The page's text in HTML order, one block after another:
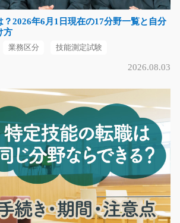
上）
戸畑区
ークリフト作業/y03_00619
パレットに乗せて棚へ移動してもらう
今…
上）
東区
2026年6月1日現在の17分野一覧と自分
方
業務区分 技能測定試験
2026.08.03